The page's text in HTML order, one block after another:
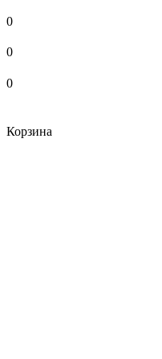
0
0
0
Корзина